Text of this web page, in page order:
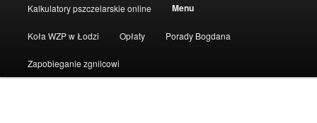
Kalkulatory pszczelarskie online Menu
Koła WZP w Łodzi Opłaty Porady Bogdana
Zapobieganie zgnilcowi